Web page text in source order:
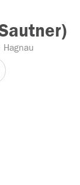
Hagnau